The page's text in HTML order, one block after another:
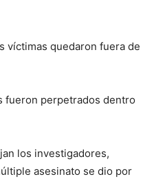
víctimas quedaron fuera de
fueron perpetrados dentro
los investigadores,
asesinato se dio por